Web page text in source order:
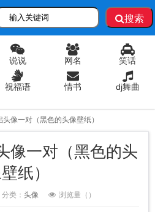
搜索
说说 网名 笑话
祝福语 情书 dj舞曲
像一对（黑色的头像壁纸）
像一对（黑色的头
纸）
分类： 头像 浏览量（ ）